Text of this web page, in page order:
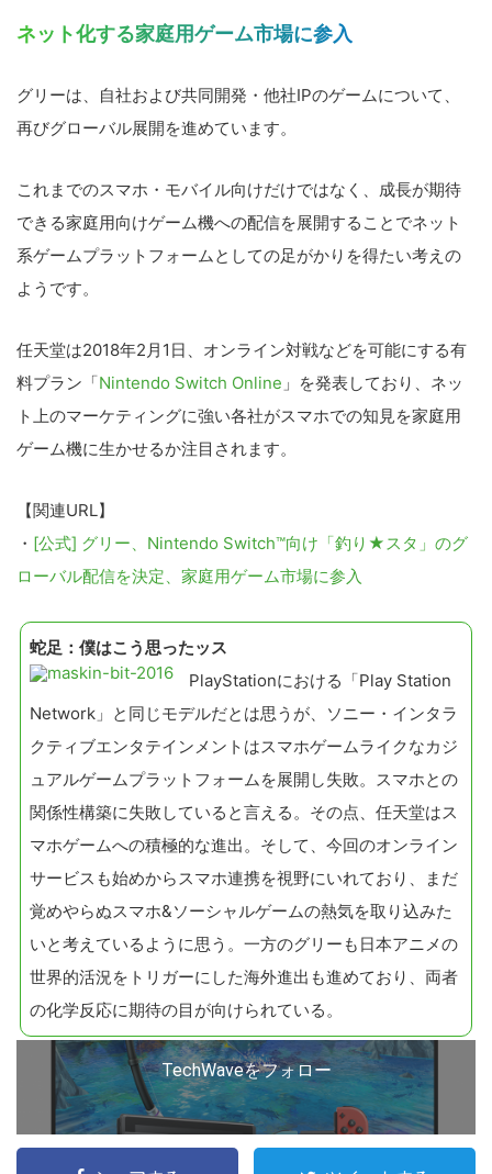
ネット化する家庭用ゲーム市場に参入
グリーは、自社および共同開発・他社IPのゲームについて、
再びグローバル展開を進めています。
これまでのスマホ・モバイル向けだけではなく、成長が期待
できる家庭用向けゲーム機への配信を展開することでネット
系ゲームプラットフォームとしての足がかりを得たい考えの
ようです。
任天堂は2018年2月1日、オンライン対戦などを可能にする有
料プラン「Nintendo Switch Online 」を発表しており、ネッ
ト上のマーケティングに強い各社がスマホでの知見を家庭用
ゲーム機に生かせるか注目されます。
【関連URL】
・ [公式] グリー、Nintendo Switch™向け「釣り★スタ」のグ
ローバル配信を決定、家庭用ゲーム市場に参入
蛇足：僕はこう思ったッス
PlayStationにおける「Play Station
Network」と同じモデルだとは思うが、ソニー・インタラ
クティブエンタテインメントはスマホゲームライクなカジ
ュアルゲームプラットフォームを展開し失敗。スマホとの
関係性構築に失敗していると言える。その点、任天堂はス
マホゲームへの積極的な進出。そして、今回のオンライン
サービスも始めからスマホ連携を視野にいれており、まだ
覚めやらぬスマホ&ソーシャルゲームの熱気を取り込みた
いと考えているように思う。一方のグリーも日本アニメの
世界的活況をトリガーにした海外進出も進めており、両者
の化学反応に期待の目が向けられている。
TechWaveをフォロー